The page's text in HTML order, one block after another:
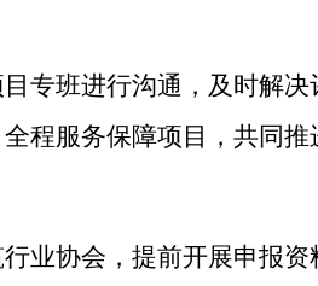
专班进行沟通，及时解决
程服务保障项目，共同推
业协会，提前开展申报资